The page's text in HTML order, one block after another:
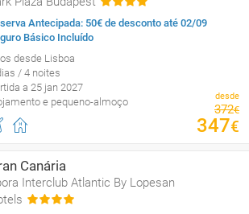
Antecipada: 50€ de desconto até 02/09
Básico Incluído
desde Lisboa
/ 4 noites
a 25 jan 2027
e pequeno-almoço
desde
372€
347€
Canária
Interclub Atlantic By Lopesan